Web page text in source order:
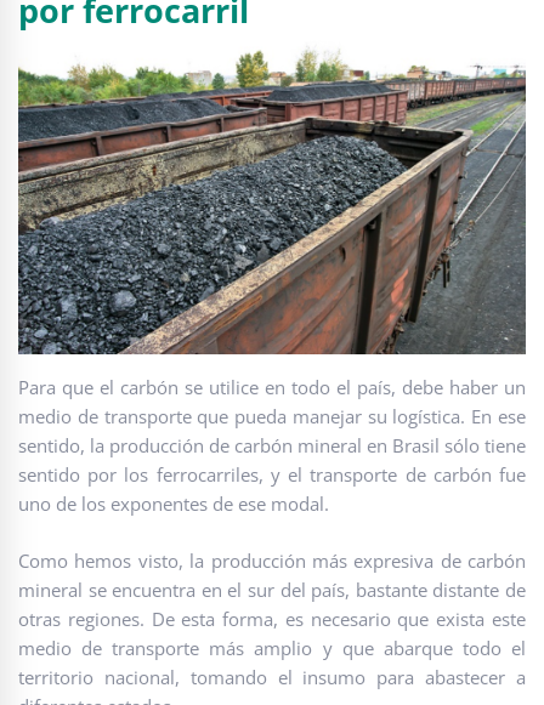
por ferrocarril
Para que el carbón se utilice en todo el país, debe haber un
medio de transporte que pueda manejar su logística. En ese
sentido, la producción de carbón mineral en Brasil sólo tiene
sentido por los ferrocarriles, y el transporte de carbón fue
uno de los exponentes de ese modal.
Como hemos visto, la producción más expresiva de carbón
mineral se encuentra en el sur del país, bastante distante de
otras regiones. De esta forma, es necesario que exista este
medio de transporte más amplio y que abarque todo el
territorio nacional, tomando el insumo para abastecer a